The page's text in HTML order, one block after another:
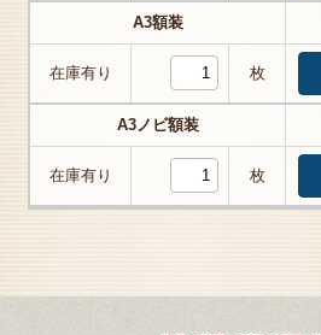
A3額装
在庫有り 枚
A3ノビ額装
在庫有り 枚